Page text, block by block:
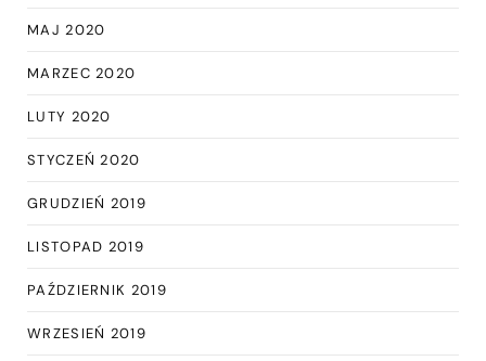
MAJ 2020
MARZEC 2020
LUTY 2020
STYCZEŃ 2020
GRUDZIEŃ 2019
LISTOPAD 2019
PAŹDZIERNIK 2019
WRZESIEŃ 2019